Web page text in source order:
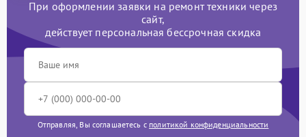
При оформлении заявки на ремонт техники через
сайт,
действует персональная бессрочная скидка
Отправляя, Вы соглашаетесь с политикой конфиденциальности